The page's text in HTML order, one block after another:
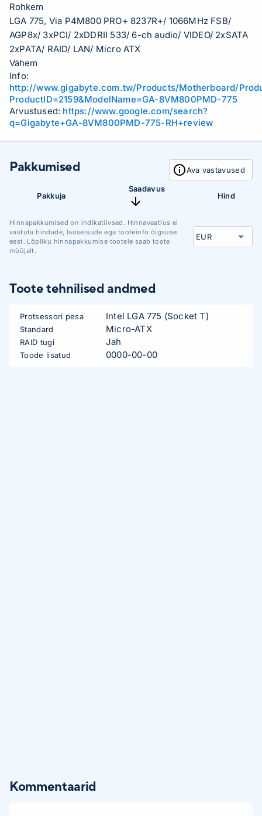
Rohkem
LGA 775, Via P4M800 PRO+ 8237R+/ 1066MHz FSB/
AGP8x/ 3xPCI/ 2xDDRII 533/ 6-ch audio/ VIDEO/ 2xSATA
2xPATA/ RAID/ LAN/ Micro ATX
Vähem
Info:
http://www.gigabyte.com.tw/Products/Motherboard/
ProductID=2159&ModelName=GA-8VM800PMD-775
Arvustused: https://www.google.com/search?
q=Gigabyte+GA-8VM800PMD-775-RH+review
Pakkumised Ava vastavused
Pakkuja
Saadavus
Hind
Hinnapakkumised on indikatiivsed. Hinnavaatlus ei
vastuta hindade, laoseisude ega tooteinfo õigsuse
eest. Lõpliku hinnapakkumise tootele saab toote
müüjalt.
Toote tehnilised andmed
Protsessori pesa Intel LGA 775 (Socket T)
Standard Micro-ATX
RAID tugi Jah
Toode lisatud 0000-00-00
Kommentaarid